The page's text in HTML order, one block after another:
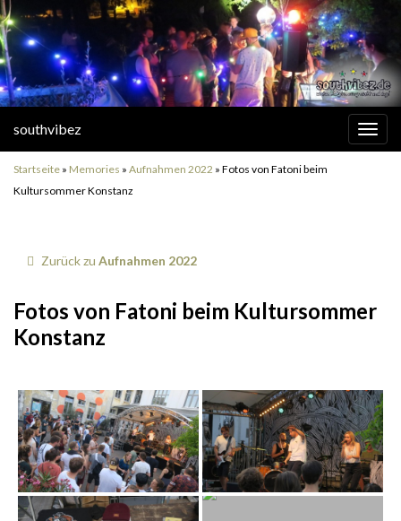
southvibez
Startseite » Memories » Aufnahmen 2022 » Fotos von Fatoni beim
Kultursommer Konstanz
Zurück zu Aufnahmen 2022
Fotos von Fatoni beim Kultursommer
Konstanz